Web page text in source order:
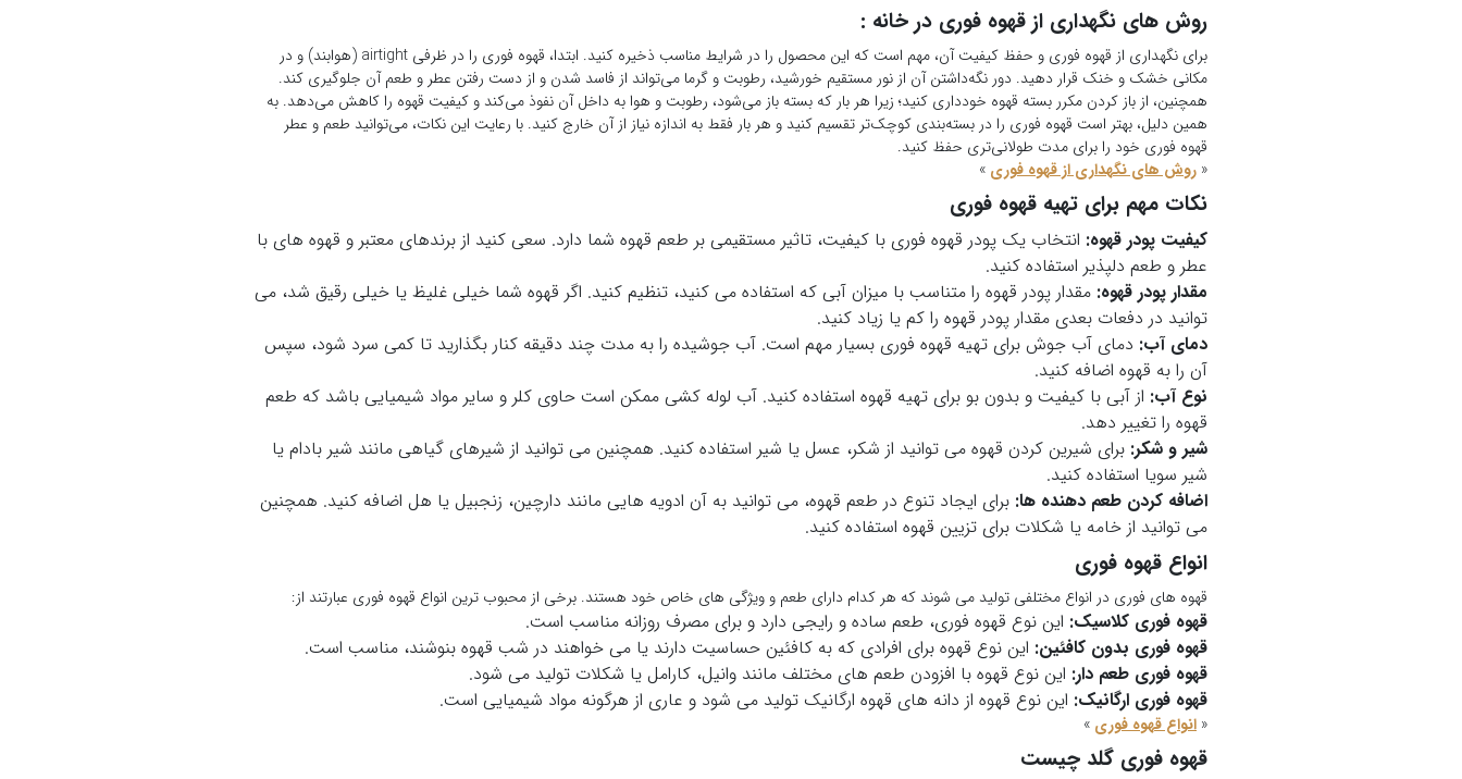
روش های نگهداری از قهوه فوری در خانه :
برای نگهداری از قهوه فوری و حفظ کیفیت آن، مهم است که این محصول را در شرایط مناسب ذخیره کنید. ابتدا، قهوه فوری را در ظرفی airtight (هوابند) و در
مکانی خشک و خنک قرار دهید. دور نگه‌داشتن آن از نور مستقیم خورشید، رطوبت و گرما می‌تواند از فاسد شدن و از دست رفتن عطر و طعم آن جلوگیری کند.
همچنین، از باز کردن مکرر بسته قهوه خودداری کنید؛ زیرا هر بار که بسته باز می‌شود، رطوبت و هوا به داخل آن نفوذ می‌کند و کیفیت قهوه را کاهش می‌دهد. به
همین دلیل، بهتر است قهوه فوری را در بسته‌بندی کوچک‌تر تقسیم کنید و هر بار فقط به اندازه نیاز از آن خارج کنید. با رعایت این نکات، می‌توانید طعم و عطر
قهوه فوری خود را برای مدت طولانی‌تری حفظ کنید.
« روش های نگهداری از قهوه فوری »
نکات مهم برای تهیه قهوه فوری
کیفیت پودر قهوه: انتخاب یک پودر قهوه فوری با کیفیت، تاثیر مستقیمی بر طعم قهوه شما دارد. سعی کنید از برندهای معتبر و قهوه های با
عطر و طعم دلپذیر استفاده کنید.
مقدار پودر قهوه: مقدار پودر قهوه را متناسب با میزان آبی که استفاده می کنید، تنظیم کنید. اگر قهوه شما خیلی غلیظ یا خیلی رقیق شد، می
توانید در دفعات بعدی مقدار پودر قهوه را کم یا زیاد کنید.
دمای آب: دمای آب جوش برای تهیه قهوه فوری بسیار مهم است. آب جوشیده را به مدت چند دقیقه کنار بگذارید تا کمی سرد شود، سپس
آن را به قهوه اضافه کنید.
نوع آب: از آبی با کیفیت و بدون بو برای تهیه قهوه استفاده کنید. آب لوله کشی ممکن است حاوی کلر و سایر مواد شیمیایی باشد که طعم
قهوه را تغییر دهد.
شیر و شکر: برای شیرین کردن قهوه می توانید از شکر، عسل یا شیر استفاده کنید. همچنین می توانید از شیرهای گیاهی مانند شیر بادام یا
شیر سویا استفاده کنید.
اضافه کردن طعم دهنده ها: برای ایجاد تنوع در طعم قهوه، می توانید به آن ادویه هایی مانند دارچین، زنجبیل یا هل اضافه کنید. همچنین
می توانید از خامه یا شکلات برای تزیین قهوه استفاده کنید.
انواع قهوه فوری
قهوه های فوری در انواع مختلفی تولید می شوند که هر کدام دارای طعم و ویژگی های خاص خود هستند. برخی از محبوب ترین انواع قهوه فوری عبارتند از:
قهوه فوری کلاسیک: این نوع قهوه فوری، طعم ساده و رایجی دارد و برای مصرف روزانه مناسب است.
قهوه فوری بدون کافئین: این نوع قهوه برای افرادی که به کافئین حساسیت دارند یا می خواهند در شب قهوه بنوشند، مناسب است.
قهوه فوری طعم دار: این نوع قهوه با افزودن طعم های مختلف مانند وانیل، کارامل یا شکلات تولید می شود.
قهوه فوری ارگانیک: این نوع قهوه از دانه های قهوه ارگانیک تولید می شود و عاری از هرگونه مواد شیمیایی است.
« انواع قهوه فوری »
قهوه فوری گلد چیست